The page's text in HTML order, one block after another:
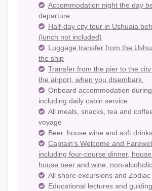
Accommodation night the day
departure.
Half-day city tour in Ushuaia
(lunch not included)
Luggage transfer from the
the ship
Transfer from the pier to the
the airport, when you disembark.
Onboard accommodation
including daily cabin service
All meals, snacks, tea and
voyage
Beer, house wine and soft
Captain’s Welcome and
including four-course dinner,
house beer and wine, non-
All shore excursions and
Educational lectures and